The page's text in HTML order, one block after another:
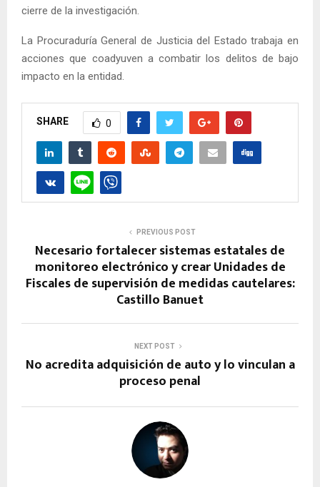
cierre de la investigación.
La Procuraduría General de Justicia del Estado trabaja en
acciones que coadyuven a combatir los delitos de bajo
impacto en la entidad.
SHARE 0
PREVIOUS POST
Necesario fortalecer sistemas estatales de
monitoreo electrónico y crear Unidades de
Fiscales de supervisión de medidas cautelares:
Castillo Banuet
NEXT POST
No acredita adquisición de auto y lo vinculan a
proceso penal